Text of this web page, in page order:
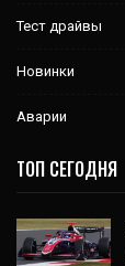
Тест драйвы
Новинки
Аварии
ТОП СЕГОДНЯ